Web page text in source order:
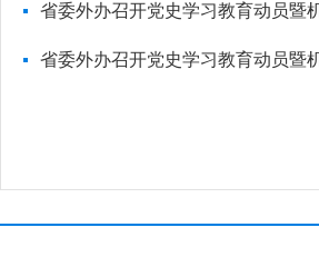
省委外办召开党史学习教育动员暨
省委外办召开党史学习教育动员暨